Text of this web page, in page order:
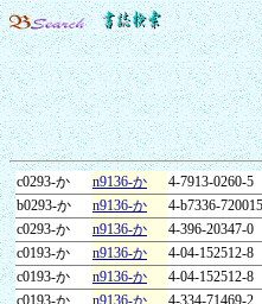
c0293-か n9136-か 4-7913-0260-5
b0293-か
n9136-か 4-b7336-
c0293-か
n9136-か 4-396-20347-0
c0193-か
n9136-か 4-04-152512-8
c0193-か
n9136-か 4-04-152512-8
c0193-か
n9136-か 4-334-71469-2